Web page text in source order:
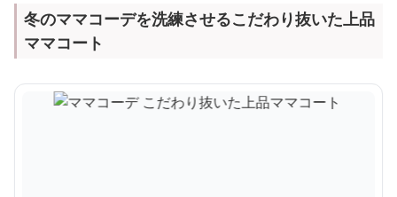
冬のママコーデを洗練させるこだわり抜いた上品
ママコート